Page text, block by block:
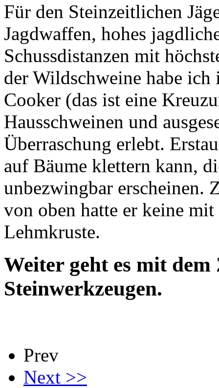
Für den Steinzeitlichen
Jagdwaffen, hohes
Schussdistanzen mit
der Wildschweine habe
Cooker (das ist eine
Hausschweinen und
Überraschung erlebt.
auf Bäume klettern kann,
unbezwingbar erscheinen.
von oben hatte er keine
Lehmkruste.
Weiter geht es mit
Steinwerkzeugen.
Prev
Next >>